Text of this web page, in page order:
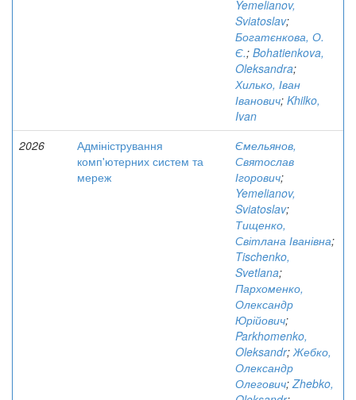
Yemelianov,
Sviatoslav;
Богатєнкова, О.
Є.; Bohatienkova,
Oleksandra;
Хилько, Іван
Іванович; Khilko,
Ivan
2026
Адміністрування
комп'ютерних систем та
мереж
Ємельянов,
Святослав
Ігорович;
Yemelianov,
Sviatoslav;
Тищенко,
Світлана Іванівна;
Tischenko,
Svetlana;
Пархоменко,
Олександр
Юрійович;
Parkhomenko,
Oleksandr;Жебко,
Олександр
Олегович;Zhebko,